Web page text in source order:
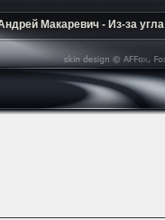
Макаревич - Из-за угла